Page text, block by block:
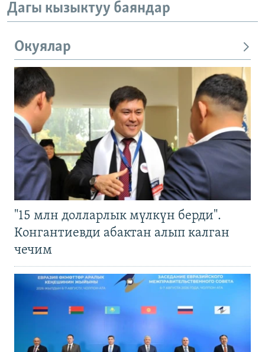
Дагы кызыктуу баяндар
Окуялар
"15 млн долларлык мүлкүн берди".
Конгантиевди абактан алып калган
чечим